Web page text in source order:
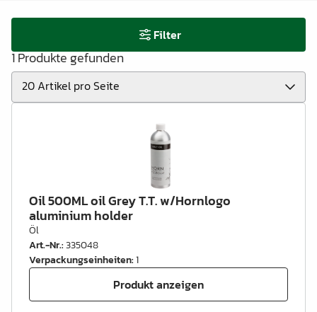
Filter
1 Produkte gefunden
Oil 500ML oil Grey T.T. w/Hornlogo
aluminium holder
Öl
Art.-Nr.:335048
Verpackungseinheiten:1
Produkt anzeigen